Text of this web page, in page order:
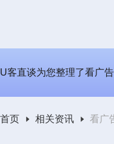
U客直谈为您整理了看广
首页 相关资讯 看广